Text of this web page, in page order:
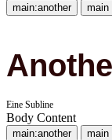
main:another main
Eine Subline
Body Content
main:another main